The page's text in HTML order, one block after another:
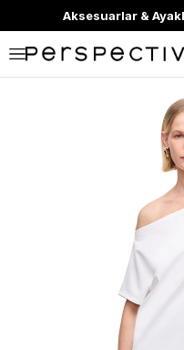
Aksesuarlar &